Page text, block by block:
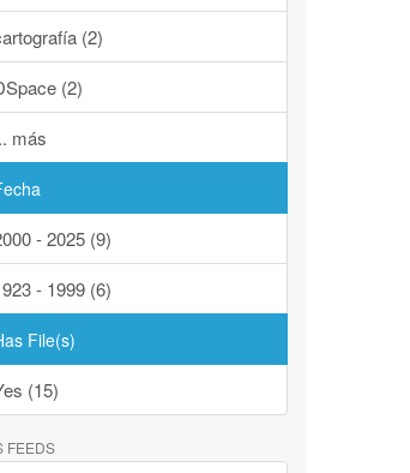
(2)
(2)
más
- 2025 (9)
- 1999 (6)
File(s)
(15)
FEEDS